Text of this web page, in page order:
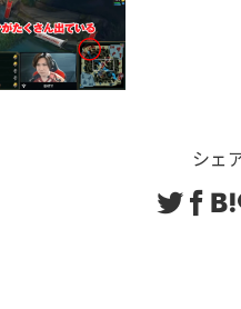
シェ